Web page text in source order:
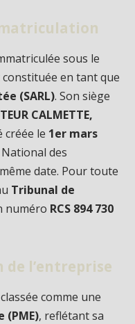
sous le
constituée en tant que
(SARL). Son siège
CALMETTE,
créée le 1er mars
des
date. Pour toute
Tribunal de
numéro RCS 894 730
l’entreprise
comme une
(PME), reflétant sa